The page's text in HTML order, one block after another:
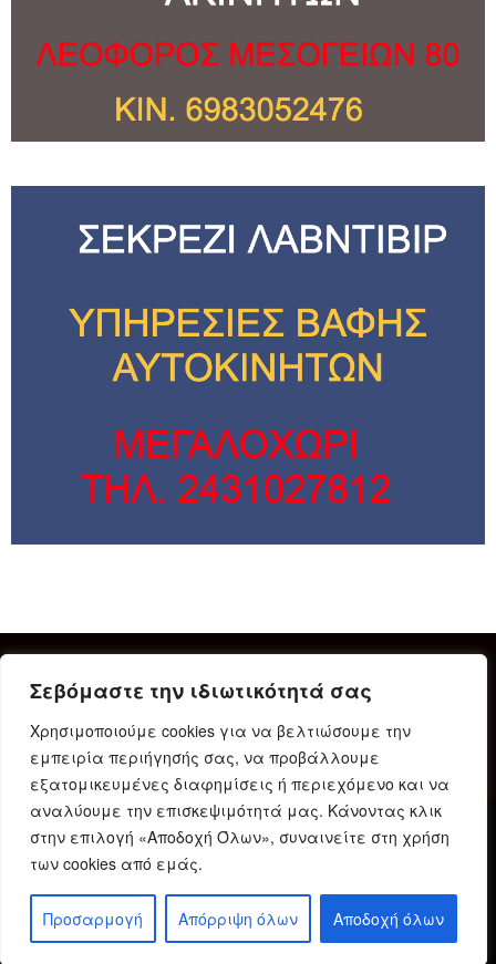
Σεβόμαστε την ιδιωτικότητά σας
Χρησιμοποιούμε cookies για να βελτιώσουμε την
εμπειρία περιήγησής σας, να προβάλλουμε
εξατομικευμένες διαφημίσεις ή περιεχόμενο και να
αναλύουμε την επισκεψιμότητά μας. Κάνοντας κλικ
στην επιλογή «Αποδοχή Όλων», συναινείτε στη χρήση
των cookies από εμάς.
Προσαρμογή Απόρριψη όλων Αποδοχή όλων
Δήλωση Συμμόρφωσης Ταυτότητα
Όροι χρήσης
Πολιτική προστασίας προσωπικών δεδομένων
Πολιτική Cookies
© 2023 Karditsain.gr